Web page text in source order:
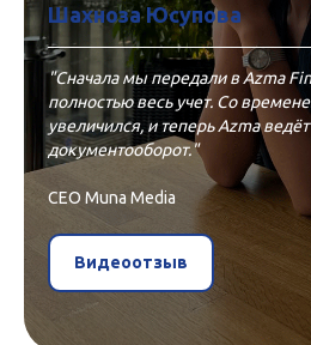
Шахноза Юсупова
"Сначала мы передали в Azma
полностью весь учет. Со
увеличился, и теперь Azma
документооборот."
CEO Muna Media
Видеоотзыв